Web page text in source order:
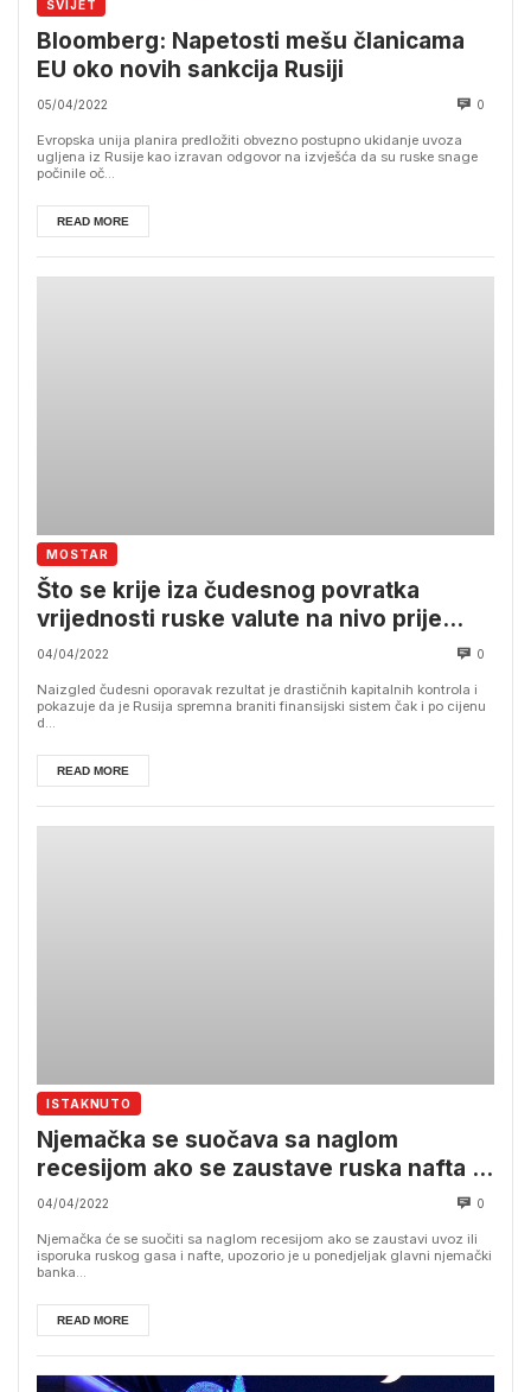
SVIJET
Bloomberg: Napetosti mešu članicama
EU oko novih sankcija Rusiji
05/04/2022 0
Evropska unija planira predložiti obvezno postupno ukidanje uvoza
ugljena iz Rusije kao izravan odgovor na izvješća da su ruske snage
počinile oč...
READ MORE
MOSTAR
Što se krije iza čudesnog povratka
vrijednosti ruske valute na nivo prije
invazije?
04/04/2022 0
Naizgled čudesni oporavak rezultat je drastičnih kapitalnih kontrola i
pokazuje da je Rusija spremna braniti finansijski sistem čak i po cijenu
d...
READ MORE
ISTAKNUTO
Njemačka se suočava sa naglom
recesijom ako se zaustave ruska nafta i
gas
04/04/2022 0
Njemačka će se suočiti sa naglom recesijom ako se zaustavi uvoz ili
isporuka ruskog gasa i nafte, upozorio je u ponedjeljak glavni njemački
banka...
READ MORE